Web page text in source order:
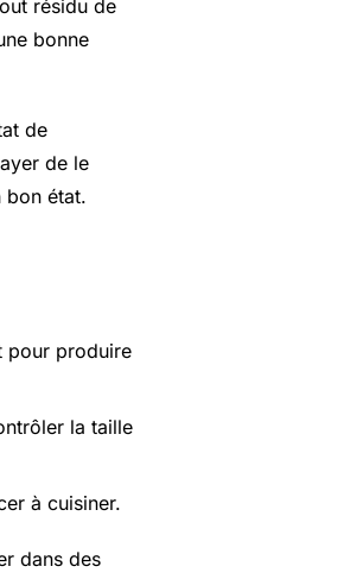
résidu de
bonne
de
de le
bon état.
pour produire
la taille
à cuisiner.
dans des